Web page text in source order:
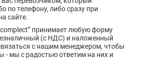
по телефону, либо сразу при
сайте.
принимает любую форму
(с НДС) и наложенный
с нашим менеджером, чтобы
- мы с радостью ответим на них и